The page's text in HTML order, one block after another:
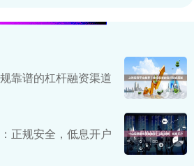
靠谱的杠杆融资渠道
正规安全，低息开户